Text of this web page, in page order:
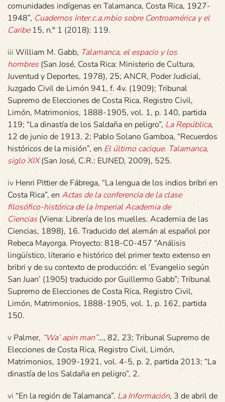
comunidades indígenas en Talamanca, Costa Rica, 1927-
1948”, Cuadernos Inter.c.a.mbio sobre Centroamérica y el
Caribe15, n.° 1 (2018): 119.
iii William M. Gabb, Talamanca, el espacio y los
hombres(San José, Costa Rica: Ministerio de Cultura,
Juventud y Deportes, 1978), 25; ANCR, Poder Judicial,
Juzgado Civil de Limón 941, f. 4v. (1909); Tribunal
Supremo de Elecciones de Costa Rica, Registro Civil,
Limón, Matrimonios, 1888-1905, vol. 1, p. 140, partida
119; “La dinastía de los Saldaña en peligro”, La República,
12 de junio de 1913, 2; Pablo Solano Gamboa, “Recuerdos
históricos de la misión”, en El último cacique. Talamanca,
siglo XIX(San José, C.R.: EUNED, 2009), 525.
iv Henri Pittier de Fábrega, “La lengua de los indios bribri en
Costa Rica”, en Actas de la conferencia de la clase
filosófico-histórica de la Imperial Academia de
Ciencias(Viena: Librería de los muelles. Academia de las
Ciencias, 1898), 16. Traducido del alemán al español por
Rebeca Mayorga. Proyecto: 818-C0-457 “Análisis
lingüístico, literario e histórico del primer texto extenso en
bribri y de su contexto de producción: el ‘Evangelio según
San Juan’ (1905) traducido por Guillermo Gabb”; Tribunal
Supremo de Elecciones de Costa Rica, Registro Civil,
Limón, Matrimonios, 1888-1905, vol. 1, p. 162, partida
150.
v Palmer, “Wa’ apin man”…, 82, 23; Tribunal Supremo de
Elecciones de Costa Rica, Registro Civil, Limón,
Matrimonios, 1909-1921, vol. 4-5, p. 2, partida 2013; “La
dinastía de los Saldaña en peligro”, 2.
vi “En la región de Talamanca”. La Información, 3 de abril de